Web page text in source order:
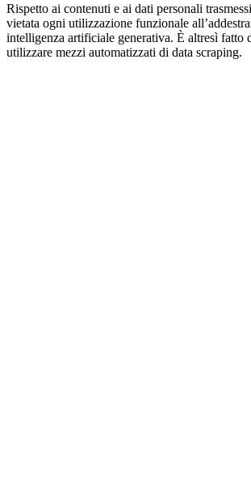
Rispetto ai contenuti e ai dati personali
vietata ogni utilizzazione funzionale
intelligenza artificiale generativa. È altresì fatto
utilizzare mezzi automatizzati di data scraping.